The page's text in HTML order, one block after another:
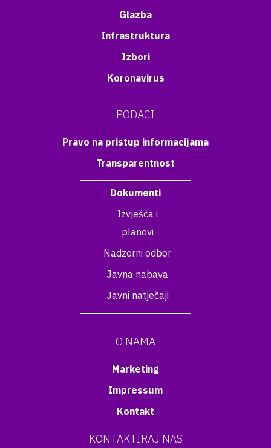
Glazba
Infrastruktura
Izbori
Koronavirus
PODACI
Pravo na pristup informacijama
Transparentnost
Dokumenti
Izvješća i
planovi
Nadzorni odbor
Javna nabava
Javni natječaji
O NAMA
Marketing
Impressum
Kontakt
KONTAKTIRAJ NAS